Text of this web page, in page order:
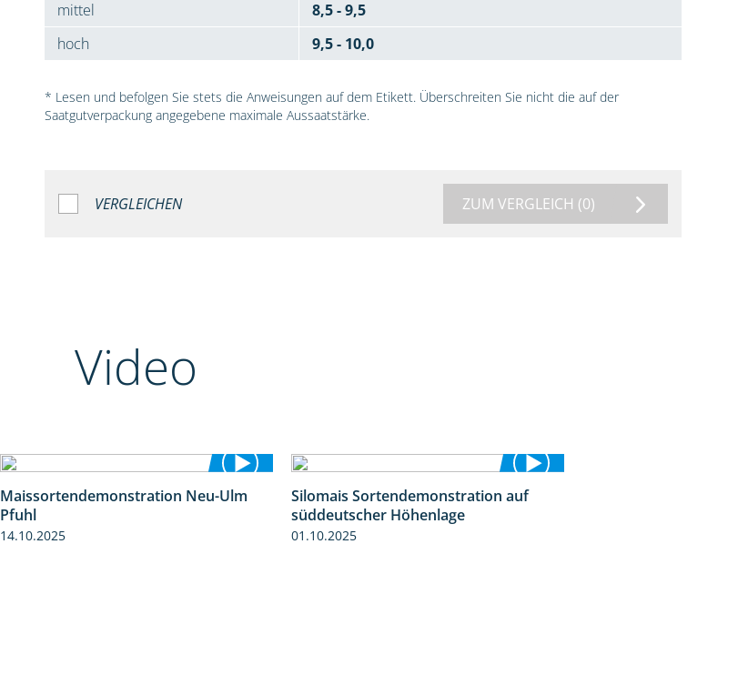
mittel
8,5 - 9,5
hoch
9,5 - 10,0
* Lesen und befolgen Sie stets die Anweisungen auf dem Etikett. Überschreiten Sie nicht die auf der
Saatgutverpackung angegebene maximale Aussaatstärke.
VERGLEICHEN ZUM VERGLEICH (0)
Video
7:10
Maissortendemonstration Neu-Ulm
Pfuhl
14.10.2025
7:04
Silomais Sortendemonstration auf
süddeutscher Höhenlage
01.10.2025